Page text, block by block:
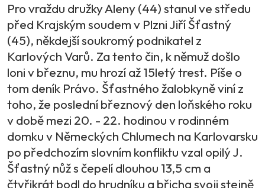
Pro vraždu družky Aleny (44) stanul ve středu
před Krajským soudem v Plzni Jiří Šťastný
(45), někdejší soukromý podnikatel z
Karlových Varů. Za tento čin, k němuž došlo
loni v březnu, mu hrozí až 15letý trest. Píše o
tom deník Právo. Šťastného žalobkyně viní z
toho, že poslední březnový den loňského roku
v době mezi 20. - 22. hodinou v rodinném
domku v Německých Chlumech na Karlovarsku
po předchozím slovním konfliktu vzal opilý J.
Šťastný nůž s čepelí dlouhou 13,5 cm a
čtyřikrát bodl do hrudníku a břicha svoji stejně